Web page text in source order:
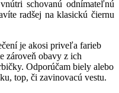
schovanú odnímateľnú
radšej na klasickú čiernu
je akosi priveľa farieb
zároveň obavy z ich
Odporúčam biely alebo
top, či zavinovacú vestu.